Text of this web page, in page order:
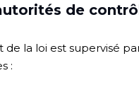
de
de la loi est supervisé
: